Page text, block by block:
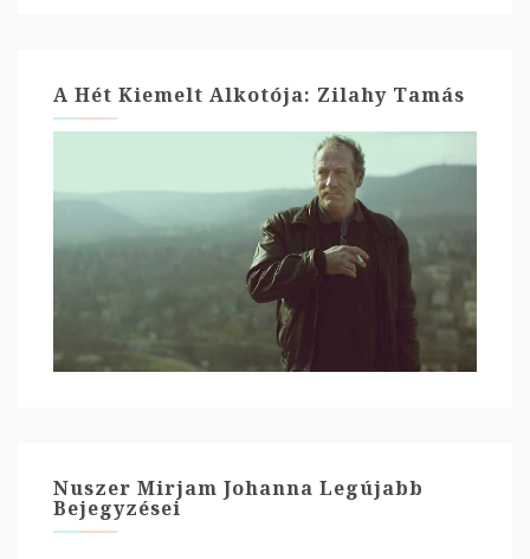
A Hét Kiemelt Alkotója: Zilahy Tamás
Nuszer Mirjam Johanna Legújabb
Bejegyzései